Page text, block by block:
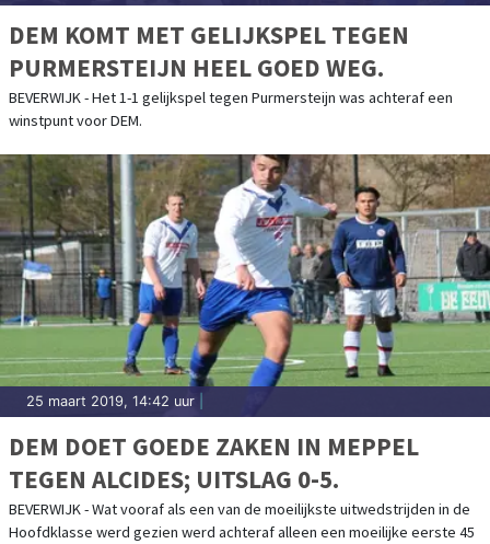
DEM KOMT MET GELIJKSPEL TEGEN
PURMERSTEIJN HEEL GOED WEG.
BEVERWIJK - Het 1-1 gelijkspel tegen Purmersteijn was achteraf een
winstpunt voor DEM.
25 maart 2019, 14:42 uur
DEM DOET GOEDE ZAKEN IN MEPPEL
TEGEN ALCIDES; UITSLAG 0-5.
BEVERWIJK - Wat vooraf als een van de moeilijkste uitwedstrijden in de
Hoofdklasse werd gezien werd achteraf alleen een moeilijke eerste 45